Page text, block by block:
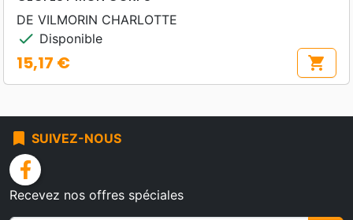
DE VILMORIN CHARLOTTE
check Disponible
Prix
15,17 € shopping_cart
bookmark SUIVEZ-NOUS
facebook
Recevez nos offres spéciales